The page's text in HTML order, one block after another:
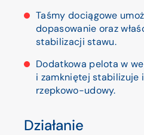
Taśmy dociągowe
dopasowanie oraz
stabilizacji stawu.
Dodatkowa pelota w
i zamkniętej stabilizuje
rzepkowo-udowy.
Działanie